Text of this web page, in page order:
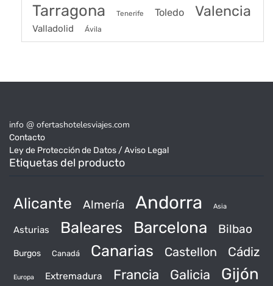
Tarragona Tenerife Toledo Valencia
Valladolid Ávila
info @ ofertashotelesviajes.com
Contacto
Ley de Protección de Datos / Aviso Legal
Etiquetas del producto
Alicante Almería Andorra Asia
Asturias Baleares Barcelona Bilbao
Burgos Canadá Canarias Castellon Cádiz
Europa Extremadura Francia Galicia Gijón